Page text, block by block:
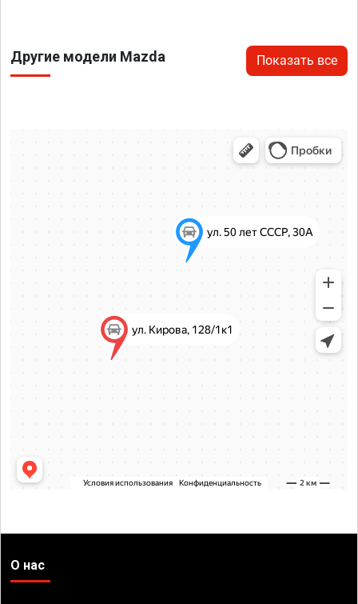
Другие модели Mazda Показать все
О нас